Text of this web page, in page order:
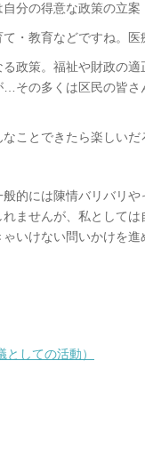
分の得意な政策の立案
・教育などですね。医
政策。福祉や財政の
その多くは区民の皆
ことできたら楽しいだ
的には陳情バリバリ
ませんが、私として
いけない問いかけを進
しての活動）